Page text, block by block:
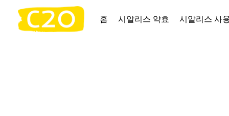
홈 시알리스 약효 시알리스 사